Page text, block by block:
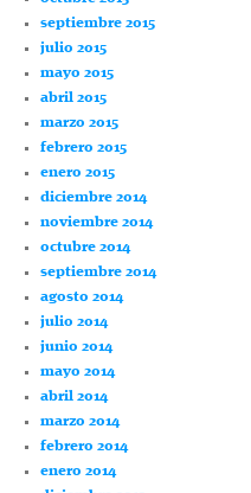
septiembre 2015
julio 2015
mayo 2015
abril 2015
marzo 2015
febrero 2015
enero 2015
diciembre 2014
noviembre 2014
octubre 2014
septiembre 2014
agosto 2014
julio 2014
junio 2014
mayo 2014
abril 2014
marzo 2014
febrero 2014
enero 2014